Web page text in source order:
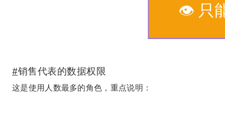
#销售代表的数据权限
这是使用人数最多的角色，重点说明：